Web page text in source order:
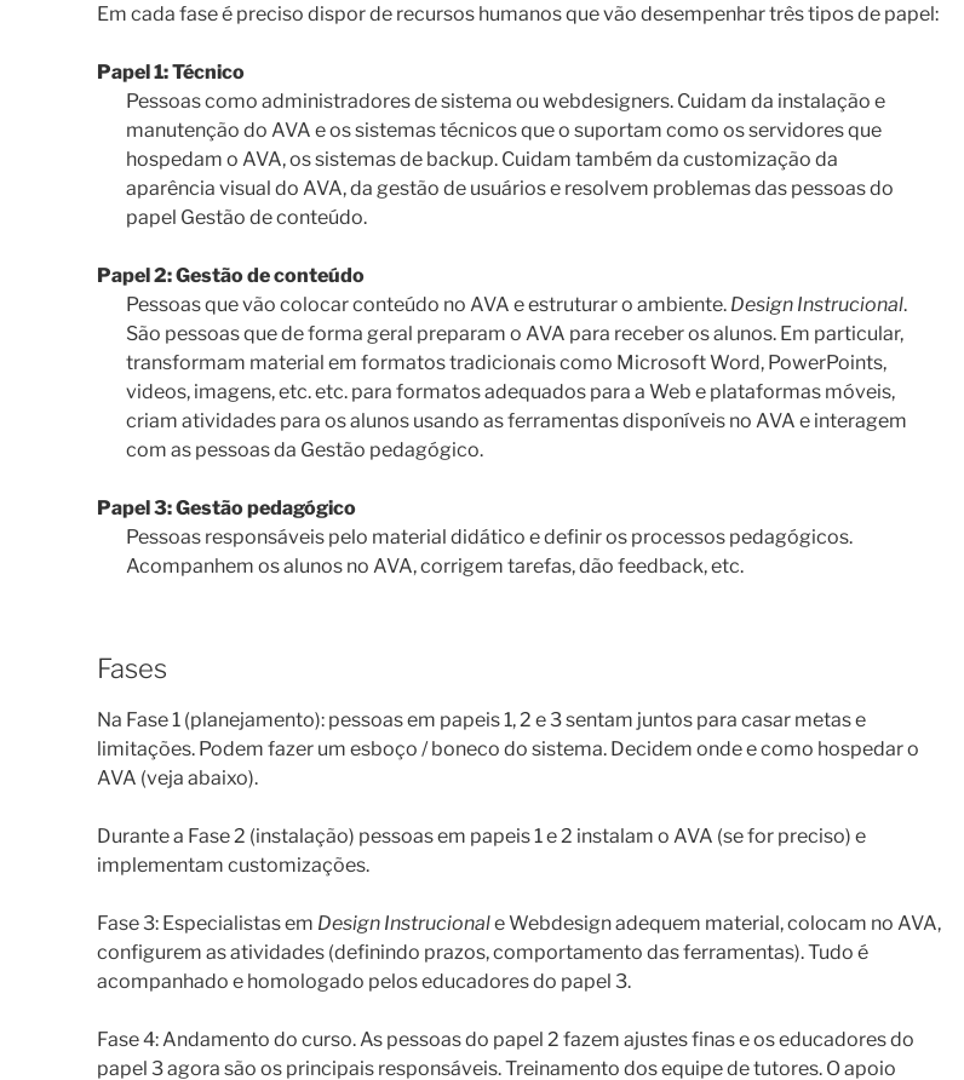
Em cada fase é preciso dispor de recursos humanos que vão desempenhar três tipos de papel:
Papel 1: Técnico
Pessoas como administradores de sistema ou webdesigners. Cuidam da instalação e
manutenção do AVA e os sistemas técnicos que o suportam como os servidores que
hospedam o AVA, os sistemas de backup. Cuidam também da customização da
aparência visual do AVA, da gestão de usuários e resolvem problemas das pessoas do
papel Gestão de conteúdo.
Papel 2: Gestão de conteúdo
Pessoas que vão colocar conteúdo no AVA e estruturar o ambiente. Design Instrucional.
São pessoas que de forma geral preparam o AVA para receber os alunos. Em particular,
transformam material em formatos tradicionais como Microsoft Word, PowerPoints,
videos, imagens, etc. etc. para formatos adequados para a Web e plataformas móveis,
criam atividades para os alunos usando as ferramentas disponíveis no AVA e interagem
com as pessoas da Gestão pedagógico.
Papel 3: Gestão pedagógico
Pessoas responsáveis pelo material didático e definir os processos pedagógicos.
Acompanhem os alunos no AVA, corrigem tarefas, dão feedback, etc.
Fases
Na Fase 1 (planejamento): pessoas em papeis 1, 2 e 3 sentam juntos para casar metas e
limitações. Podem fazer um esboço / boneco do sistema. Decidem onde e como hospedar o
AVA (veja abaixo).
Durante a Fase 2 (instalação) pessoas em papeis 1 e 2 instalam o AVA (se for preciso) e
implementam customizações.
Fase 3: Especialistas em Design Instrucionale Webdesign adequem material, colocam no AVA,
configurem as atividades (definindo prazos, comportamento das ferramentas). Tudo é
acompanhado e homologado pelos educadores do papel 3.
Fase 4: Andamento do curso. As pessoas do papel 2 fazem ajustes finas e os educadores do
papel 3 agora são os principais responsáveis. Treinamento dos equipe de tutores. O apoio